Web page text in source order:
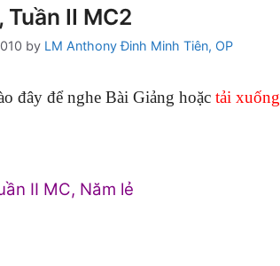
Tuần II MC2
by LM Anthony Đinh Minh Tiên, OP
đây để nghe Bài Giảng hoặc tải xuống
II MC, Năm lẻ